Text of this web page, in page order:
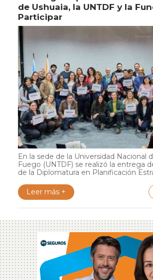
de Ushuaia, la UNTDF y la
Participar
En la sede de la Universidad Nacional
Fuego (UNTDF) se realizó la entrega
de la Diplomatura en Planificación
Leer más +